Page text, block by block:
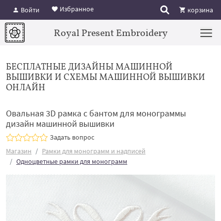
Войти Избранное корзина
Royal Present Embroidery
БЕСПЛАТНЫЕ ДИЗАЙНЫ МАШИННОЙ
ВЫШИВКИ И СХЕМЫ МАШИННОЙ ВЫШИВКИ
ОНЛАЙН
Овальная 3D рамка с бантом для монограммы
дизайн машинной вышивки
Задать вопрос
Магазин
Рамки для монограмм и надписей
Одноцветные рамки для монограмм